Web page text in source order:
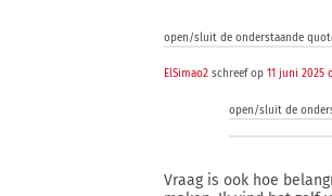
open/sluit de onderstaande
ElSimao2 schreef op11 juni 2025
open/sluit de
Vraag is ook hoe